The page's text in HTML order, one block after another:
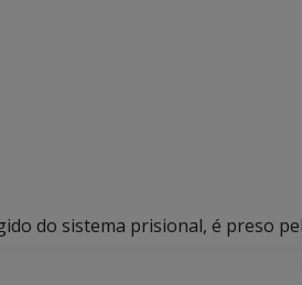
do sistema prisional, é preso